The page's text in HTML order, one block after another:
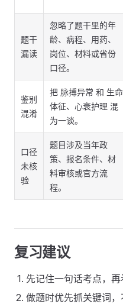
题干
漏读
忽略了题干里的年
龄、病程、用药、
岗位、材料或省份
口径。
鉴别
混淆
把 脉搏异常 和 生命
体征、心衰护理 混
为一谈。
口径
未核
验
题目涉及当年政
策、报名条件、材
料审核或官方流
程。
复习建议
先记住一句话考点，再
做题时优先抓关键词，